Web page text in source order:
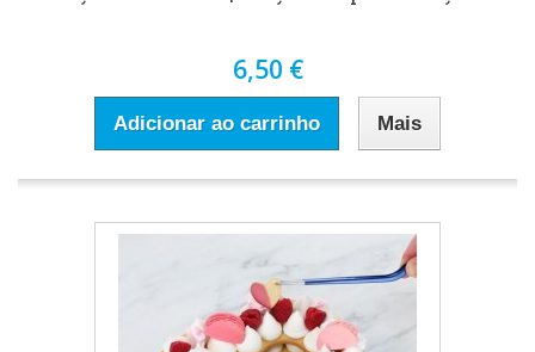
6,50 €
Adicionar ao carrinho Mais